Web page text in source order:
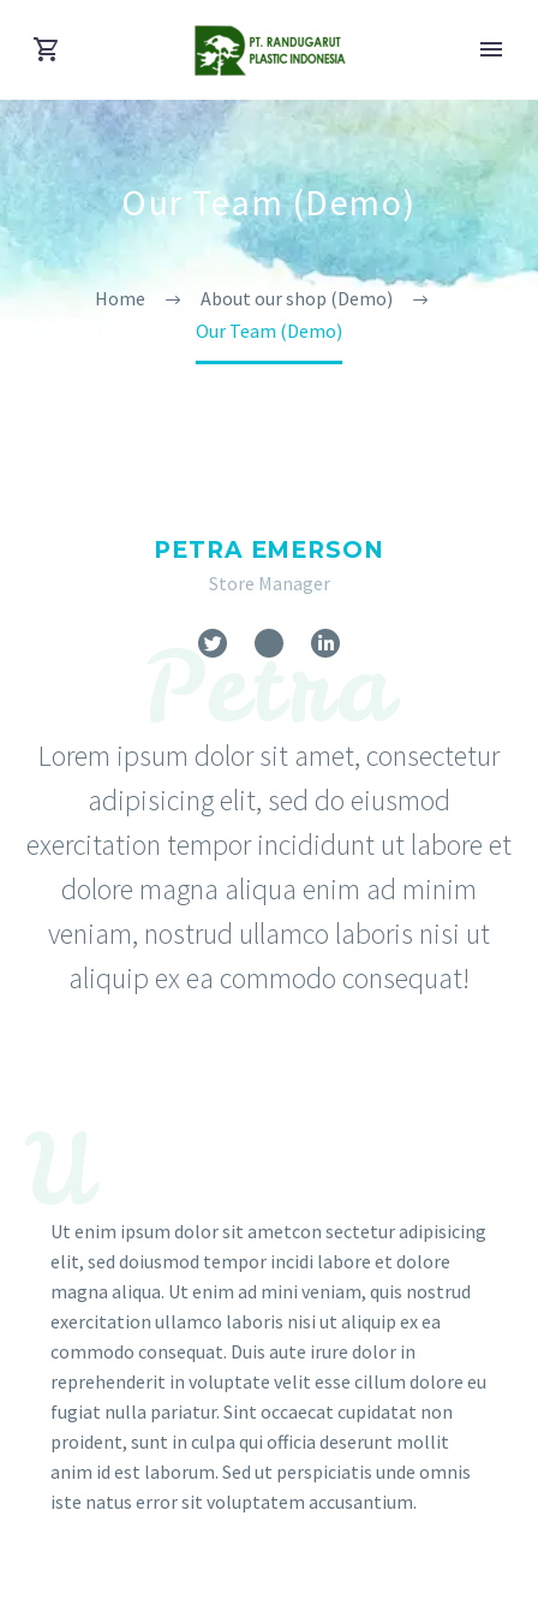
Our Team (Demo)
Home
About our shop (Demo)
Our Team (Demo)
PETRA EMERSON
Store Manager
Petra
Lorem ipsum dolor sit amet, consectetur
adipisicing elit, sed do eiusmod
exercitation tempor incididunt ut labore et
dolore magna aliqua enim ad minim
veniam, nostrud ullamco laboris nisi ut
aliquip ex ea commodo consequat!
Ut enim ipsum dolor sit ametcon sectetur adipisicing
elit, sed doiusmod tempor incidi labore et dolore
magna aliqua. Ut enim ad mini veniam, quis nostrud
exercitation ullamco laboris nisi ut aliquip ex ea
commodo consequat. Duis aute irure dolor in
reprehenderit in voluptate velit esse cillum dolore eu
fugiat nulla pariatur. Sint occaecat cupidatat non
proident, sunt in culpa qui officia deserunt mollit
anim id est laborum. Sed ut perspiciatis unde omnis
iste natus error sit voluptatem accusantium.